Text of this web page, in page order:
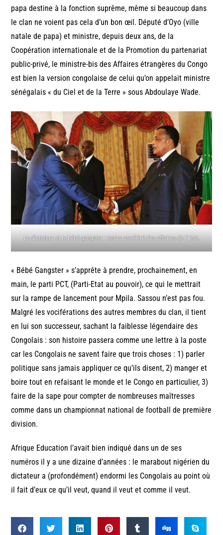
papa destine à la fonction suprême, même si beaucoup dans
le clan ne voient pas cela d’un bon œil. Député d’Oyo (ville
natale de papa) et ministre, depuis deux ans, de la
Coopération internationale et de la Promotion du partenariat
public-privé, le ministre-bis des Affaires étrangères du Congo
est bien la version congolaise de celui qu’on appelait ministre
sénégalais « du Ciel et de la Terre » sous Abdoulaye Wade.
Le dictateur et le bébé-gangster : cours accéléré des affaires de l’Etat.
« Bébé Gangster » s’apprête à prendre, prochainement, en
main, le parti PCT, (Parti-Etat au pouvoir), ce qui le mettrait
sur la rampe de lancement pour Mpila. Sassou n’est pas fou.
Malgré les vociférations des autres membres du clan, il tient
en lui son successeur, sachant la faiblesse légendaire des
Congolais : son histoire passera comme une lettre à la poste
car les Congolais ne savent faire que trois choses : 1) parler
politique sans jamais appliquer ce qu’ils disent, 2) manger et
boire tout en refaisant le monde et le Congo en particulier, 3)
faire de la sape pour compter de nombreuses maîtresses
comme dans un championnat national de football de première
division.
Afrique Education l’avait bien indiqué dans un de ses
numéros il y a une dizaine d’années : le marabout nigérien du
dictateur a (profondément) endormi les Congolais au point où
il fait d’eux ce qu’il veut, quand il veut et comme il veut.